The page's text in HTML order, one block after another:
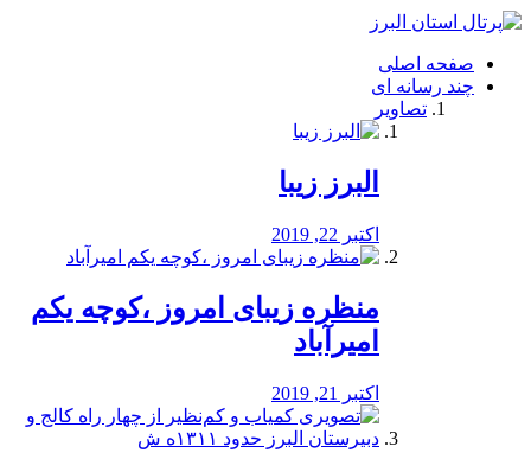
فصد
شرق
تهران
خشکشویی
صفحه اصلی
چند رسانه ای
تصاویر
البرز زیبا
اکتبر 22, 2019
منظره‌‌ زیبای امروز ،کوچه یکم
امیرآباد
اکتبر 21, 2019